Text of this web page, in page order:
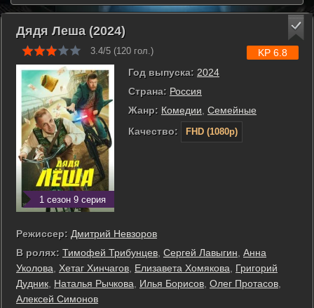
Дядя Леша (2024)
3.4/5 (120 гол.)
1 сезон 9 серия
Год выпуска: 2024
Страна: Россия
Жанр: Комедии Семейные
Качество:
FHD (1080p)
KP 6.8
Режиссер: Дмитрий Невзоров
В ролях: Тимофей Трибунцев Сергей Лавыгин Анна
Уколова
Хетаг Хинчагов Елизавета Хомякова
Григорий
Дудник Наталья Рычкова Илья Борисов Олег Протасов
Алексей Симонов